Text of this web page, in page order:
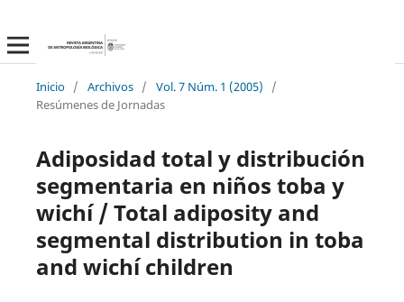
Inicio / Archivos / Vol. 7 Núm. 1 (2005)
/
Resúmenes de Jornadas
Adiposidad total y distribución
segmentaria en niños toba y
wichí / Total adiposity and
segmental distribution in toba
and wichí children